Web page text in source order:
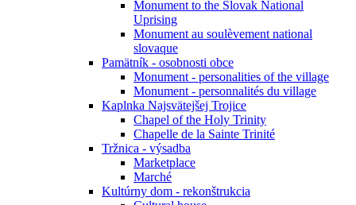
Monument to the Slovak National
Uprising
Monument au soulèvement national
slovaque
Pamätník - osobnosti obce
Monument - personalities of the village
Monument - personnalités du village
Kaplnka Najsvätejšej Trojice
Chapel of the Holy Trinity
Chapelle de la Sainte Trinité
Tržnica - výsadba
Marketplace
Marché
Kultúrny dom - rekonštrukcia